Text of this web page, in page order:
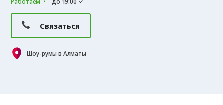
Связаться
Шоу-румы в Алматы